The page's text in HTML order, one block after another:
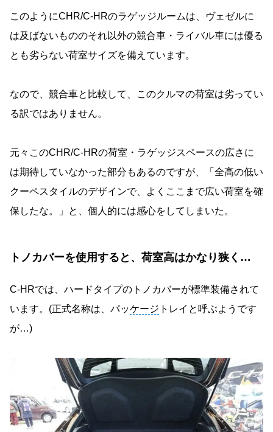
このようにCHR/C-HRのラゲッジルームは、ヴェゼルに
は及ばないもののそれ以外の競合車・ライバル車には優る
とも劣らない荷室サイズを備えています。
なので、競合車と比較して、このクルマの荷室は劣ってい
る訳ではありません。
元々このCHR/C-HRの荷室・ラゲッジスペースの広さに
は期待していなかった部分もあるのですが、「全高の低い
クーペスタイルのデザインで、よくここまで広い荷室を確
保したな。」と、個人的には感心をしてしまいた。
トノカバーを使用すると、荷室高はかなり狭く…
C-HRでは、ハードタイプのトノカバーが標準装備されて
います。(正式名称は、パッケージ トレイと呼ぶようです
が…)